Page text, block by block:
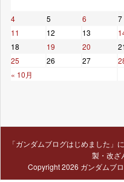
« 10月
4
5 6 7
11
12 13
18
19 20
25
26 27
「ガンダムブログはじめました」
製・改ざ
Copyright 2026 ガンダムブ